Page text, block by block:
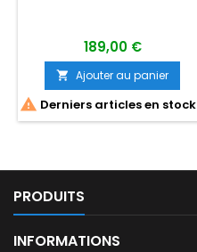
189,00 €
 Ajouter au panier
 Derniers articles en stock
PRODUITS
INFORMATIONS